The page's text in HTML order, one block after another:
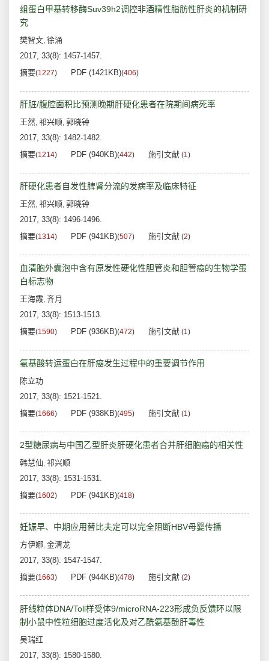
组蛋白甲基转移酶Suv39h2调控非酒精性脂肪性肝炎的机制研
究
樊智文, 徐涌
2017, 33(8): 1457-1457.
摘要(1227) PDF (1421KB)(406)
肝脏/腹腔面积比预测晚期肝硬化患者在院期间病死率
王然, 祁兴顺, 郭晓钟
2017, 33(8): 1482-1482.
摘要(1214) PDF (940KB)(442) 施引文献 (1)
肝硬化患者自发性脾肾分流的发病率及临床特征
王然, 祁兴顺, 郭晓钟
2017, 33(8): 1496-1496.
摘要(1314) PDF (941KB)(507) 施引文献 (2)
血清胞外囊泡中含有原发性硬化性胆管炎和胆管癌的生物学蛋
白标志物
王海霞, 齐月
2017, 33(8): 1513-1513.
摘要(1590) PDF (936KB)(472) 施引文献 (1)
氨基酸转运蛋白在肝癌发生过程中的重要调节作用
陈立功
2017, 33(8): 1521-1521.
摘要(1666) PDF (938KB)(495) 施引文献 (1)
2型糖尿病与中国乙型肝炎肝硬化患者合并肝细胞癌的相关性
韩慧仙, 祁兴顺
2017, 33(8): 1531-1531.
摘要(1602) PDF (941KB)(418)
妊娠早、中期应用替比夫定可以完全阻断HBV母婴传播
方伊娜, 金清龙
2017, 33(8): 1547-1547.
摘要(1663) PDF (944KB)(478) 施引文献 (2)
肝线粒体DNA/Toll样受体9/microRNA-223形成负反馈环以限
制小鼠中性粒细胞过度活化及对乙酰氨基酚肝毒性
吴瑞红
2017, 33(8): 1580-1580.